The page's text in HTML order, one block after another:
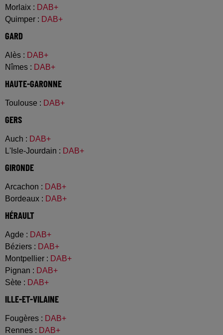
Morlaix : DAB+
Quimper : DAB+
GARD
Alès : DAB+
Nîmes : DAB+
HAUTE-GARONNE
Toulouse : DAB+
GERS
Auch : DAB+
L'Isle-Jourdain : DAB+
GIRONDE
Arcachon : DAB+
Bordeaux : DAB+
HÉRAULT
Agde : DAB+
Béziers : DAB+
Montpellier : DAB+
Pignan : DAB+
Sète : DAB+
ILLE-ET-VILAINE
Fougères : DAB+
Rennes : DAB+